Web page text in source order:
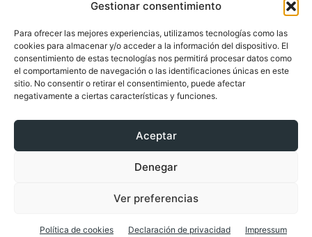
Gestionar consentimiento
Para ofrecer las mejores experiencias, utilizamos tecnologías como las
cookies para almacenar y/o acceder a la información del dispositivo. El
consentimiento de estas tecnologías nos permitirá procesar datos como
el comportamiento de navegación o las identificaciones únicas en este
sitio. No consentir o retirar el consentimiento, puede afectar
negativamente a ciertas características y funciones.
Aceptar
Denegar
Ver preferencias
Política de cookies Declaración de privacidad Impressum
Pyme.es es el portal web donde podrás mantenerte
actualizado de todas las noticias y novedades sobre la
economía en España y el mundo, así como donde podrás
conseguir toda la información necesaria sobre
emprendimiento.
SÍGUENOS
© PYME.ES ¡El portal pyme de España!